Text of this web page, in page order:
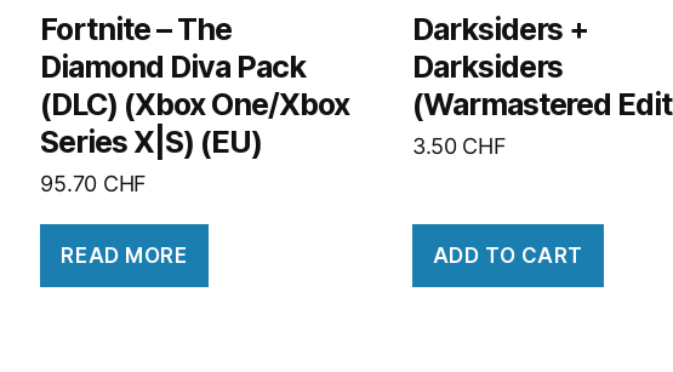
Fortnite – The
Diamond Diva Pack
(DLC) (Xbox One/Xbox
Series X|S) (EU)
95.70 CHF
READ MORE
Darksiders +
Darksiders
(Warmastered
3.50 CHF
ADD TO CART